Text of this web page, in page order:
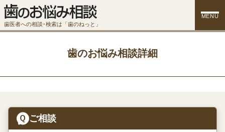
歯医者への相談･検索は「歯のねっと」
MENU
歯のお悩み相談詳細
ご相談